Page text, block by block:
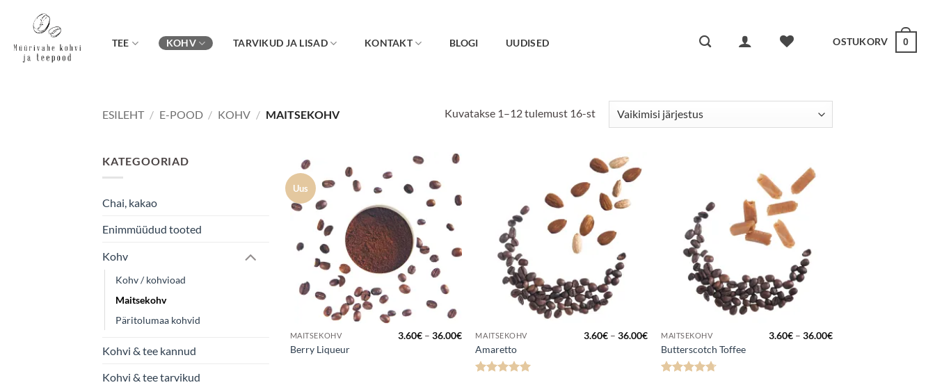
content
TEE KOHV TARVIKUD JA LISAD KONTAKT BLOGI UUDISED OSTUKORV 0
ESILEHT / E-POOD / KOHV / MAITSEKOHV Kuvatakse 1–12 tulemust 16-st
KATEGOORIAD
Chai, kakao
Enimmüüdud tooted
Kohv
Kohv / kohvioad
Maitsekohv
Päritolumaa kohvid
Kohvi & tee kannud
Kohvi & tee tarvikud
Uus
Lisa
lemmikuks
MAITSEKOHV
Berry Liqueur
3.60€ – 36.00€Hinnavahemik:
3.60€
kuni
36.00€
Lisa
lemmikuks
MAITSEKOHV
Amaretto
3.60€ – 36.00€Hinnavahemik:
3.60€
kuni
36.00€
Lisa
lemmikuks
MAITSEKOHV
Butterscotch Toffee
3.60€ – 36.00€Hinnavahemik: